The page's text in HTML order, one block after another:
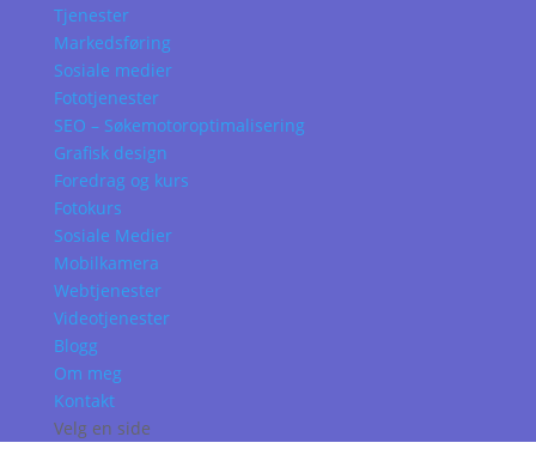
Tjenester
Markedsføring
Sosiale medier
Fototjenester
SEO – Søkemotoroptimalisering
Grafisk design
Foredrag og kurs
Fotokurs
Sosiale Medier
Mobilkamera
Webtjenester
Videotjenester
Blogg
Om meg
Kontakt
Velg en side